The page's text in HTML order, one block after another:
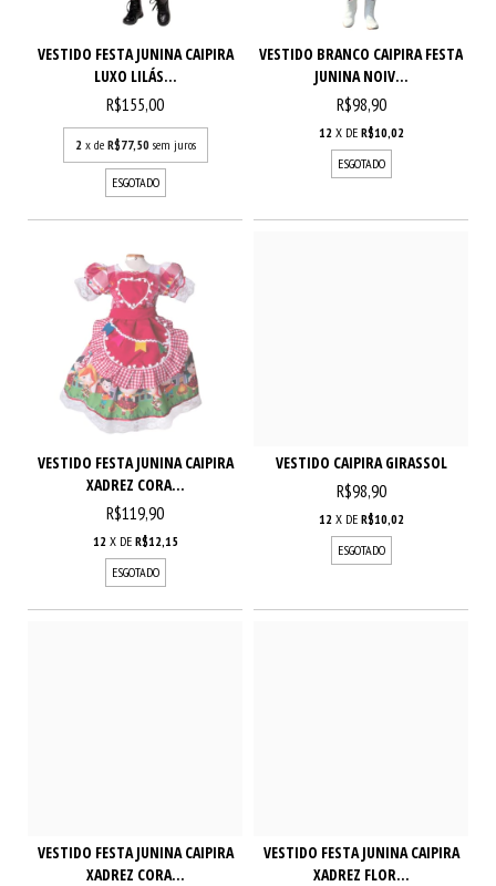
VESTIDO FESTA JUNINA CAIPIRA
LUXO LILÁS...
R$155,00
2 x de R$77,50 sem juros
ESGOTADO
VESTIDO BRANCO CAIPIRA FESTA
JUNINA NOIV...
R$98,90
12 X DE R$10,02
ESGOTADO
VESTIDO FESTA JUNINA CAIPIRA
XADREZ CORA...
R$119,90
12 X DE R$12,15
ESGOTADO
VESTIDO CAIPIRA GIRASSOL
R$98,90
12 X DE R$10,02
ESGOTADO
VESTIDO FESTA JUNINA CAIPIRA
XADREZ CORA...
VESTIDO FESTA JUNINA CAIPIRA
XADREZ FLOR...